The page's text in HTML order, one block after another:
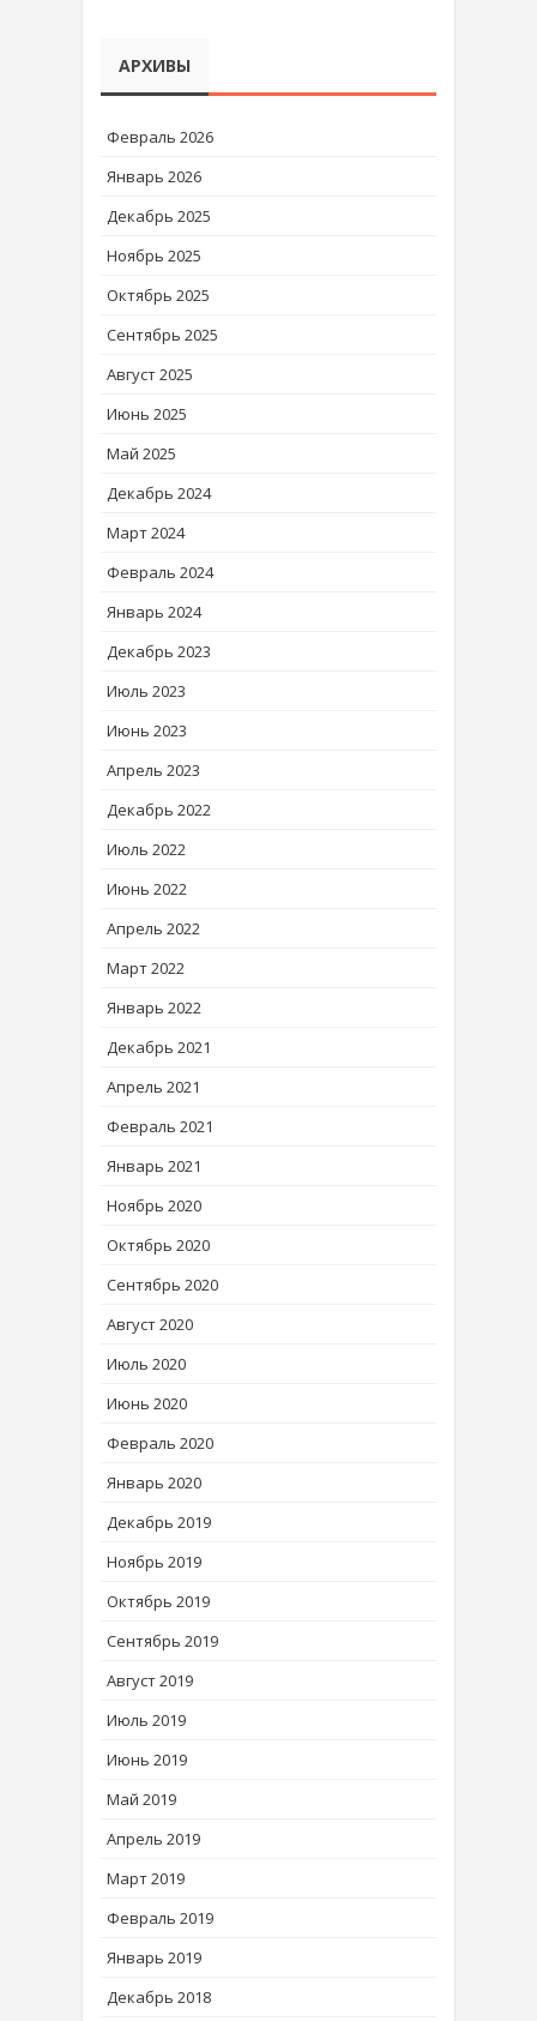
АРХИВЫ
Февраль 2026
Январь 2026
Декабрь 2025
Ноябрь 2025
Октябрь 2025
Сентябрь 2025
Август 2025
Июнь 2025
Май 2025
Декабрь 2024
Март 2024
Февраль 2024
Январь 2024
Декабрь 2023
Июль 2023
Июнь 2023
Апрель 2023
Декабрь 2022
Июль 2022
Июнь 2022
Апрель 2022
Март 2022
Январь 2022
Декабрь 2021
Апрель 2021
Февраль 2021
Январь 2021
Ноябрь 2020
Октябрь 2020
Сентябрь 2020
Август 2020
Июль 2020
Июнь 2020
Февраль 2020
Январь 2020
Декабрь 2019
Ноябрь 2019
Октябрь 2019
Сентябрь 2019
Август 2019
Июль 2019
Июнь 2019
Май 2019
Апрель 2019
Март 2019
Февраль 2019
Январь 2019
Декабрь 2018